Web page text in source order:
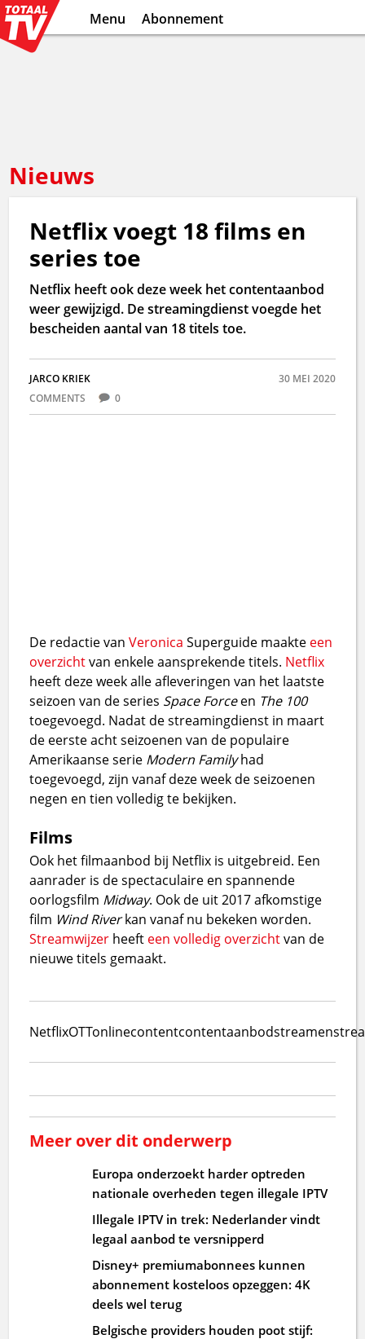
Menu Abonnement
Nieuws
Netflix voegt 18 films en
series toe
Netflix heeft ook deze week het contentaanbod
weer gewijzigd. De streamingdienst voegde het
bescheiden aantal van 18 titels toe.
JARCO KRIEK
30 MEI 2020
COMMENTS
0
De redactie vanVeronica Superguide maakte een
overzichtvan enkele aansprekende titels. Netflix
heeft deze week alle afleveringen van het laatste
seizoen van de series Space Forceen The 100
toegevoegd. Nadat de streamingdienst in maart
de eerste acht seizoenen van de populaire
Amerikaanse serie Modern Familyhad
toegevoegd, zijn vanaf deze week de seizoenen
negen en tien volledig te bekijken.
Films
Ook het filmaanbod bij Netflix is uitgebreid. Een
aanrader is de spectaculaire en spannende
oorlogsfilm Midway. Ook de uit 2017 afkomstige
film Wind Riverkan vanaf nu bekeken worden.
Streamwijzer heeft een volledig overzichtvan de
nieuwe titels gemaakt.
NetflixOTTonlinecontentcontentaanbodstreamen
Meer over dit onderwerp
Europa onderzoekt harder optreden
nationale overheden tegen illegale IPTV
Illegale IPTV in trek: Nederlander vindt
legaal aanbod te versnipperd
Disney+ premiumabonnees kunnen
abonnement kosteloos opzeggen: 4K
deels wel terug
Belgische providers houden poot stijf: